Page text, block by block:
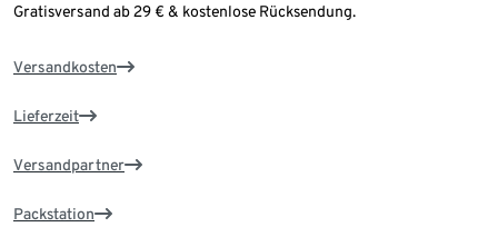
Gratisversand ab 29 € & kostenlose Rücksendung.
Versandkosten
Lieferzeit
Versandpartner
Packstation